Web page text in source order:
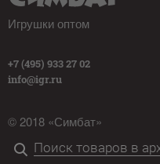
Игрушки оптом
+7 (495) 933 27 02
info@igr.ru
© 2018 «Симбат»